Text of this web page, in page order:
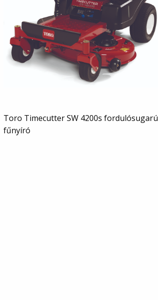
Toro Timecutter SW 4200s fordulósugarú
fűnyíró